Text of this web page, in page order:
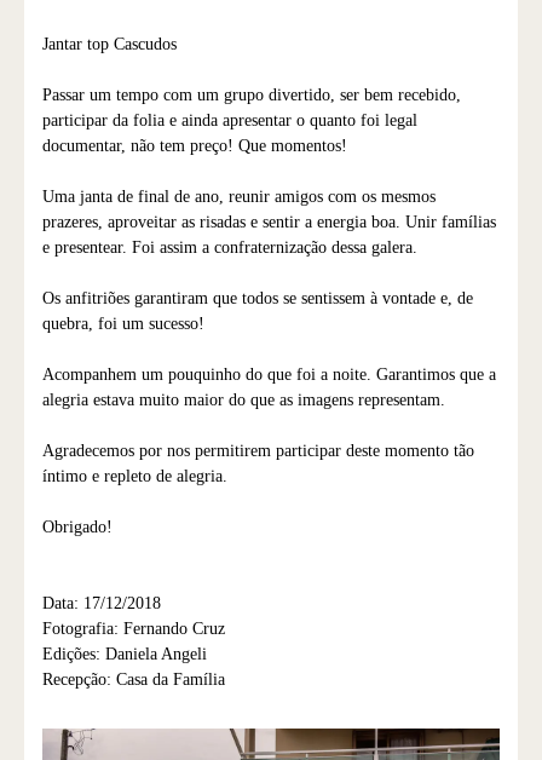
Jantar top Cascudos
Passar um tempo com um grupo divertido, ser bem recebido,
participar da folia e ainda apresentar o quanto foi legal
documentar, não tem preço! Que momentos!
Uma janta de final de ano, reunir amigos com os mesmos
prazeres, aproveitar as risadas e sentir a energia boa. Unir famílias
e presentear. Foi assim a confraternização dessa galera.
Os anfitriões garantiram que todos se sentissem à vontade e, de
quebra, foi um sucesso!
Acompanhem um pouquinho do que foi a noite. Garantimos que a
alegria estava muito maior do que as imagens representam.
Agradecemos por nos permitirem participar deste momento tão
íntimo e repleto de alegria.
Obrigado!
Data: 17/12/2018
Fotografia: Fernando Cruz
Edições: Daniela Angeli
Recepção: Casa da Família